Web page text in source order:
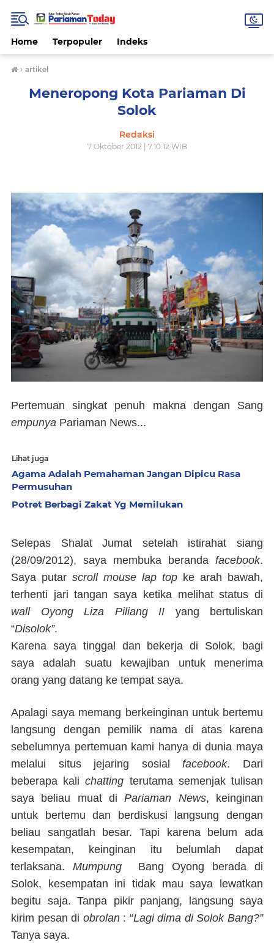
Home Terpopuler Indeks
› artikel
Meneropong Kota Pariaman Di
Solok
Redaksi
7 Oktober 2012 | 7.10.12 WIB
Pertemuan singkat penuh makna dengan Sang
empunya Pariaman News...
Lihat juga
Agama Adalah Pemahaman Jangan Dipicu Rasa
Permusuhan
Potret Berbagi Zakat Yg Memilukan
Selepas Shalat Jumat setelah istirahat siang
(28/09/2012), saya membuka beranda facebook.
Saya putar scroll mouse lap top ke arah bawah,
terhenti jari tangan saya ketika melihat status di
wall
Oyong Liza Piliang II yang bertuliskan
“Disolok”.
Karena saya tinggal dan bekerja di Solok, bagi
saya adalah suatu kewajiban untuk menerima
orang yang datang ke tempat saya.
Apalagi saya memang berkeinginan untuk bertemu
langsung dengan pemilik nama di atas karena
sebelumnya pertemuan kami hanya di dunia maya
melalui situs jejaring sosialfacebook. Dari
beberapa kalichatting terutama semenjak tulisan
saya beliau muat diPariaman News, keinginan
untuk bertemu dan berdiskusi langsung dengan
beliau sangatlah besar. Tapi karena belum ada
kesempatan, keinginan itu belumlah dapat
terlaksana.Mumpung
Bang Oyong berada di
Solok, kesempatan ini tidak mau saya lewatkan
begitu saja. Tanpa pikir panjang, langsung saya
kirim pesan di obrolan: “Lagi dima di Solok Bang?”
Tanya saya.